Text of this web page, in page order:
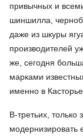
привычных и
шиншилла,
даже из шкуры
производителей
же, сегодня
марками
именно в Касторье.
В-третьих,
модернизировать